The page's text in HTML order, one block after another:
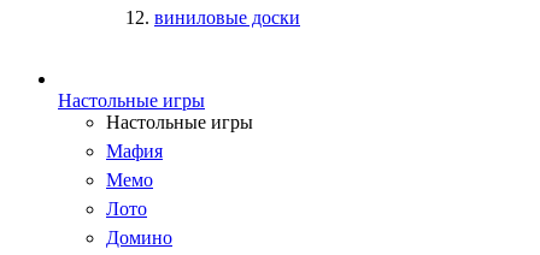
виниловые доски
Настольные игры
Настольные игры
Мафия
Мемо
Лото
Домино